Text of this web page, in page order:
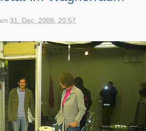
31. Dec. 2008, 20:57